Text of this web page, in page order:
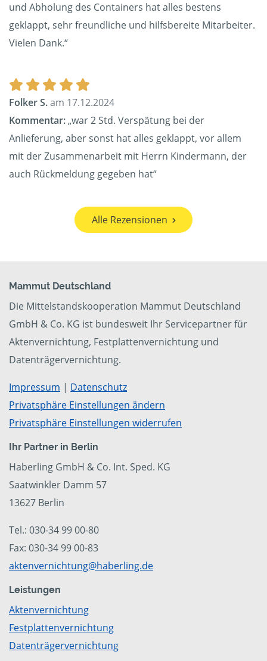
und Abholung des Containers hat alles bestens
geklappt, sehr freundliche und hilfsbereite Mitarbeiter.
Vielen Dank.“
Folker S.am 17.12.2024
Kommentar:„war 2 Std. Verspätung bei der
Anlieferung, aber sonst hat alles geklappt, vor allem
mit der Zusammenarbeit mit Herrn Kindermann, der
auch Rückmeldung gegeben hat“
Alle Rezensionen
Mammut Deutschland
Die Mittelstandskooperation Mammut Deutschland
GmbH & Co. KG ist bundesweit Ihr Servicepartner für
Aktenvernichtung, Festplattenvernichtung und
Datenträgervernichtung.
Impressum | Datenschutz
Privatsphäre Einstellungen ändern
Privatsphäre Einstellungen widerrufen
Ihr Partner in Berlin
Haberling GmbH & Co. Int. Sped. KG
Saatwinkler Damm 57
13627 Berlin
Tel.: 030-34 99 00-80
Fax: 030-34 99 00-83
aktenvernichtung@haberling.de
Leistungen
Aktenvernichtung
Festplattenvernichtung
Datenträgervernichtung